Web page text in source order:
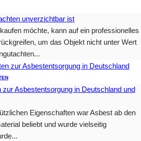
unverzichtbar ist
möchte, kann auf ein professionelles
um das Objekt nicht unter Wert
Asbestentsorgung in Deutschland und
Eigenschaften war Asbest ab den
beliebt und wurde vielseitig